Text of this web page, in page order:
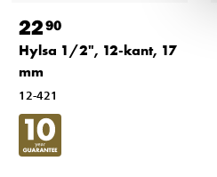
2290
Hylsa 1/2", 12-kant, 17
mm
12-421